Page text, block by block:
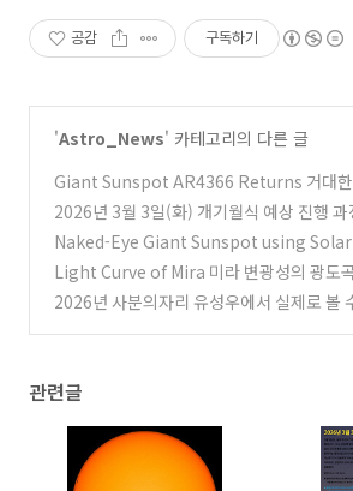
공감 구독하기
'Astro_News' 카테고리의 다른 글
Giant Sunspot AR4366 Returns 거대한
흑점 AR4366의 귀환 (0)
2026년 3월 3일(화) 개기월식 예상 진행 과
otal Lunar Eclipse on March 3, 2026
Naked-Eye Giant Sunspot using Solar
sses (or Solar Filter) 태양 안경을 사용하여 맨
눈으로 관측 가능한 큰 태양 흑점
(0)
Light Curve of Mira 미라 변광성의 광
(0)
2026년 사분의자리 유성우에서 실제로 볼
관련글